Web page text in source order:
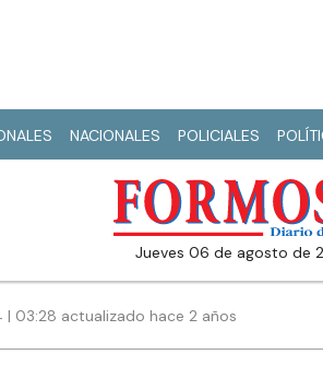
NACIONALES POLICIALES
jueves 06 de agosto de
03:28 actualizado hace 2 años